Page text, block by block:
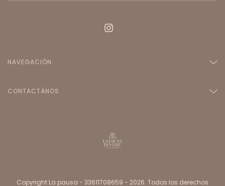
NAVEGACIÓN
CONTACTÁNOS
Copyright La pausa - 33611708659 - 2026. Todos los derechos